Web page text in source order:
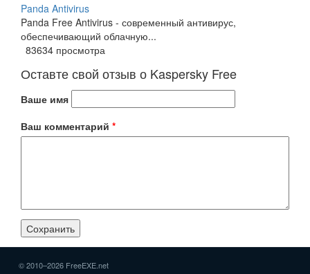
Panda Antivirus
Panda Free Antivirus - современный антивирус,
обеспечивающий облачную...
83634 просмотра
Оставте свой отзыв о Kaspersky Free
Ваше имя
Ваш комментарий *
© 2010–2026 FreeEXE.net